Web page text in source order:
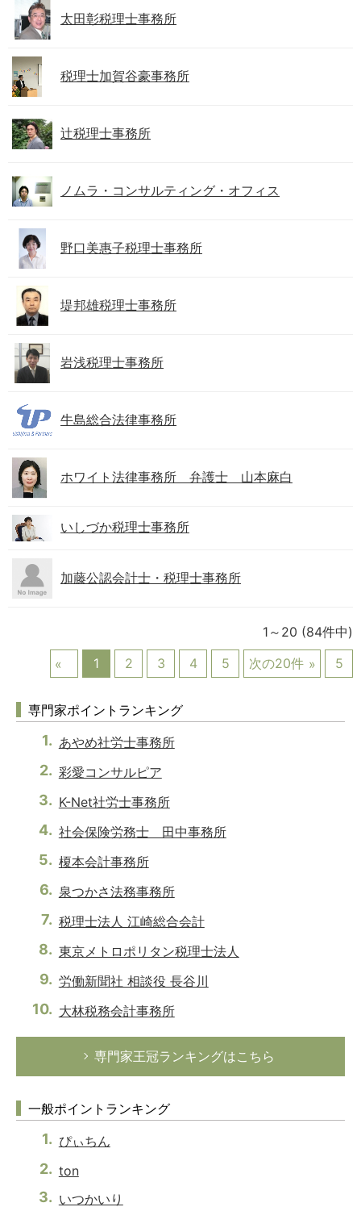
太田彰税理士事務所
税理士加賀谷豪事務所
辻税理士事務所
ノムラ・コンサルティング・オフィス
野口美惠子税理士事務所
堤邦雄税理士事務所
岩浅税理士事務所
牛島総合法律事務所
ホワイト法律事務所 弁護士 山本麻白
いしづか税理士事務所
加藤公認会計士・税理士事務所
1～20 (84件中)
1
2 3 4 5 次の20件 5
専門家ポイントランキング
あやめ社労士事務所
彩愛コンサルピア
K-Net社労士事務所
社会保険労務士 田中事務所
榎本会計事務所
泉つかさ法務事務所
税理士法人 江崎総合会計
東京メトロポリタン税理士法人
労働新聞社 相談役 長谷川
大林税務会計事務所
専門家王冠ランキングはこちら
一般ポイントランキング
ぴぃちん
ton
いつかいり